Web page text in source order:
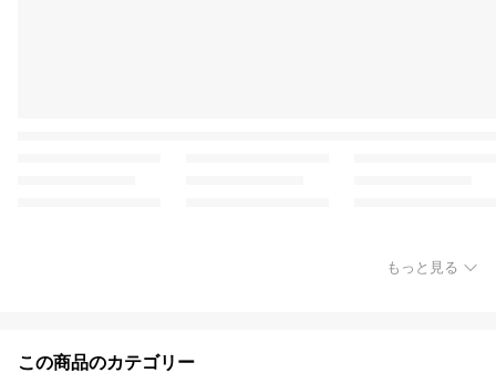
もっと見る
この商品のカテゴリー